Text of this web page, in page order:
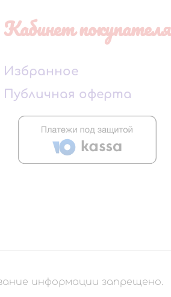
Кабинет покупателя
Избранное
Публичная оферта
информации запрещено.